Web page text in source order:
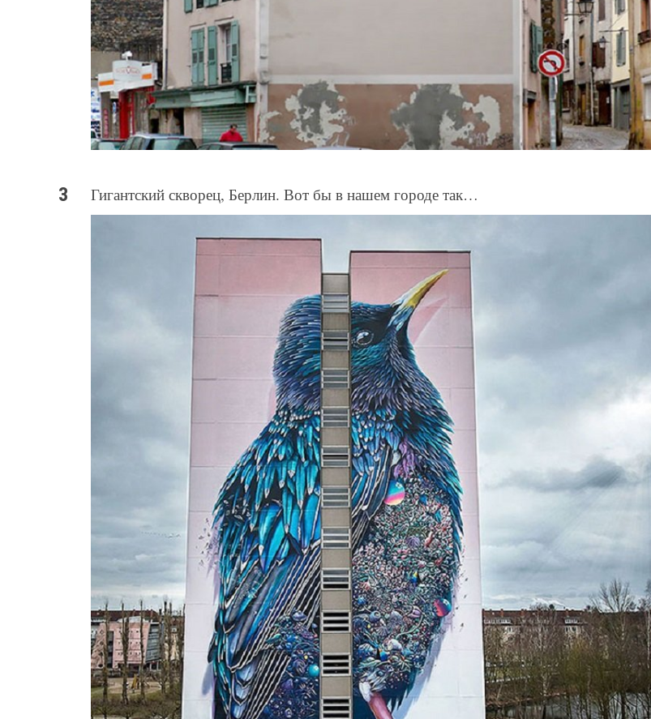
Гигантский скворец, Берлин. Вот бы в нашем городе так…